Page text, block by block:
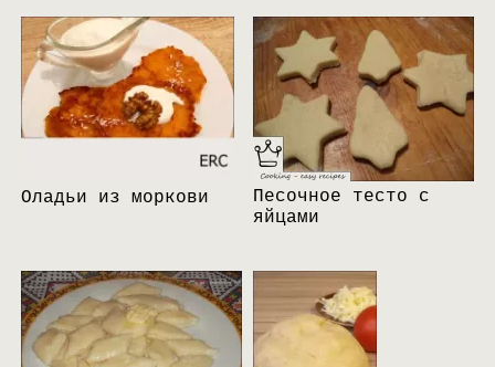
Оладьи из моркови
Песочное тесто с
яйцами